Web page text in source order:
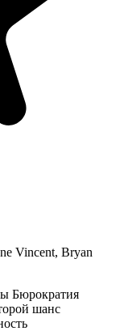
Vincent, Bryan
Бюрократия
шанс